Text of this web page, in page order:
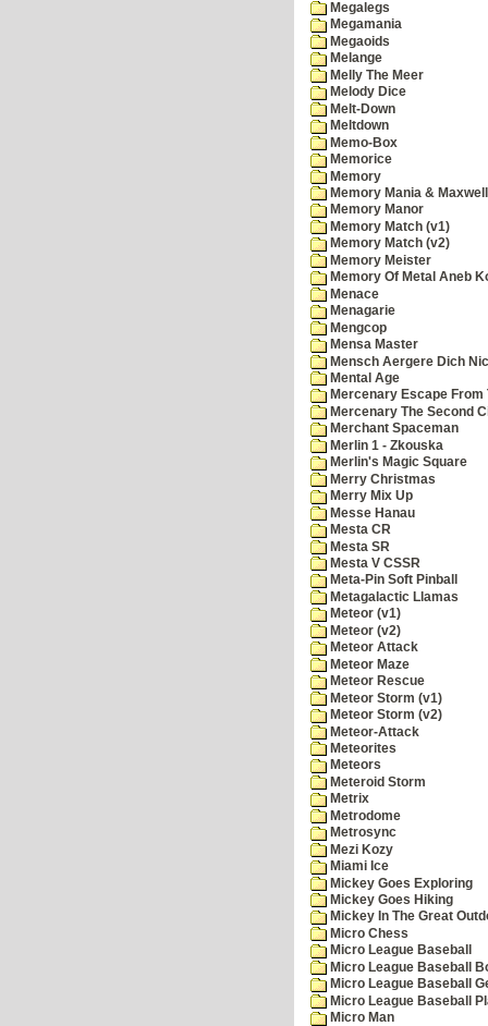
Megalegs
Megamania
Megaoids
Melange
Melly The Meer
Melody Dice
Melt-Down
Meltdown
Memo-Box
Memorice
Memory
Memory Mania &
Memory Manor
Memory Match (v1)
Memory Match (v2)
Memory Meister
Memory Of Metal Aneb
Menace
Menagarie
Mengcop
Mensa Master
Mensch Aergere Dich
Mental Age
Mercenary Escape From
Mercenary The Second
Merchant Spaceman
Merlin 1 - Zkouska
Merlin's Magic Square
Merry Christmas
Merry Mix Up
Messe Hanau
Mesta CR
Mesta SR
Mesta V CSSR
Meta-Pin Soft Pinball
Metagalactic Llamas
Meteor (v1)
Meteor (v2)
Meteor Attack
Meteor Maze
Meteor Rescue
Meteor Storm (v1)
Meteor Storm (v2)
Meteor-Attack
Meteorites
Meteors
Meteroid Storm
Metrix
Metrodome
Metrosync
Mezi Kozy
Miami Ice
Mickey Goes Exploring
Mickey Goes Hiking
Mickey In The Great
Micro Chess
Micro League Baseball
Micro League Baseball
Micro League Baseball
Micro League Baseball
Micro Man